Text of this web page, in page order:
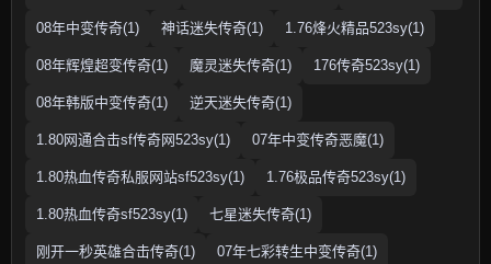
08年中变传奇(1) 神话迷失传奇(1) 1.76烽火精品523sy(1)
08年辉煌超变传奇(1) 魔灵迷失传奇(1) 176传奇523sy(1)
08年韩版中变传奇(1) 逆天迷失传奇(1)
1.80网通合击sf传奇网523sy(1) 07年中变传奇恶魔(1)
1.80热血传奇私服网站sf523sy(1) 1.76极品传奇523sy(1)
1.80热血传奇sf523sy(1) 七星迷失传奇(1)
刚开一秒英雄合击传奇(1) 07年七彩转生中变传奇(1)